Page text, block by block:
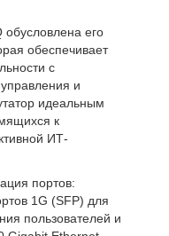
обусловлена его
обеспечивает
с
и
идеальным
к
ИТ-
портов:
1G (SFP) для
пользователей и